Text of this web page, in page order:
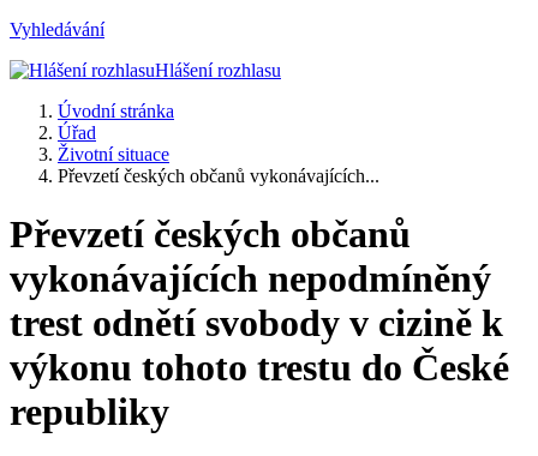
Vyhledávání
Hlášení rozhlasu
Úvodní stránka
Úřad
Životní situace
Převzetí českých občanů vykonávajících...
Převzetí českých občanů
vykonávajících nepodmíněný
trest odnětí svobody v cizině k
výkonu tohoto trestu do České
republiky